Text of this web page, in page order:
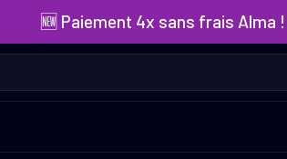
🆕 Paiement 4x sans frais Alma !